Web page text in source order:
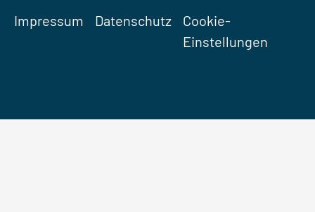
Impressum Datenschutz
Cookie-
Einstellungen